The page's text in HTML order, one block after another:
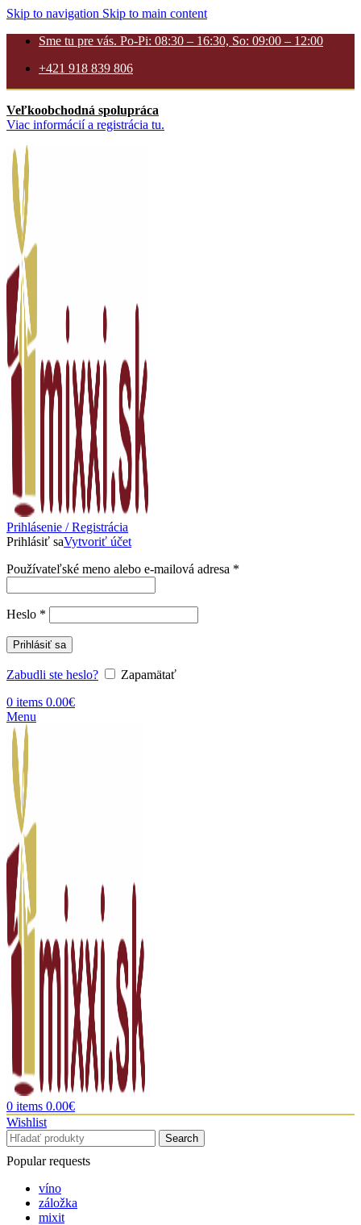
Skip to navigation Skip to main content
Sme tu pre vás. Po-Pi: 08:30 – 16:30, So: 09:00 – 12:00
+421 918 839 806
Veľkoobchodná spolupráca
Viac informácií a registrácia tu.
Prihlásenie / Registrácia
Prihlásiť saVytvoriť účet
Používateľské meno alebo e-mailová adresa *
Heslo *
Prihlásiť sa
Zabudli ste heslo?
Zapamätať
0 items 0.00€
Menu
0 items 0.00€
Wishlist
Search
Popular requests
víno
záložka
mixit